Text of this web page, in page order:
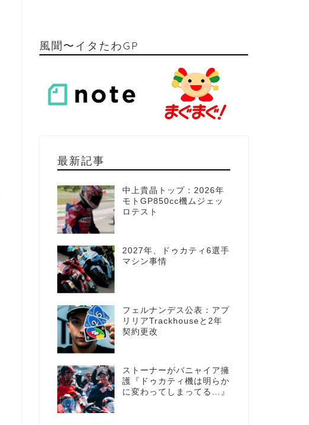
風聞〜イタたわGP
最新記事
中上貴晶トップ：2026年
モトGP850cc機ムジェッ
ロテスト
2027年、ドゥカティ6選手
マシン事情
フェルナンデス公表：アプ
リリアTrackhouseと2年
契約更改
ストーナーがバニャイア擁
護『ドゥカティ機は明らか
に変わってしまってる…』